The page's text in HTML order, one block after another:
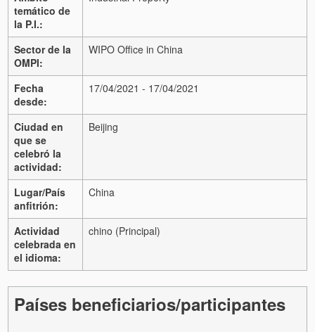
temático de
la P.I.:
Sector de la
OMPI:
WIPO Office in China
Fecha
desde:
17/04/2021 - 17/04/2021
Ciudad en
que se
celebró la
actividad:
Beijing
Lugar/País
anfitrión:
China
Actividad
celebrada en
el idioma:
chino (Principal)
Países beneficiarios/participantes